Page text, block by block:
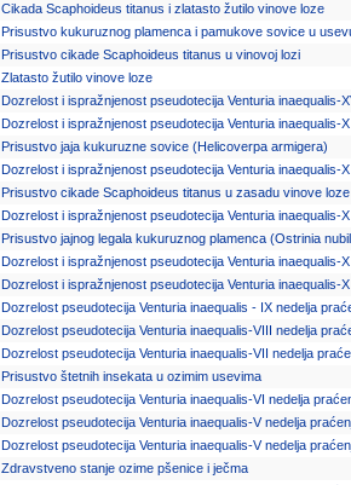
Cikada Scaphoideus titanus i zlatasto žutilo vinove loze
Prisustvo kukuruznog plamenca i pamukove sovice u
Prisustvo cikade Scaphoideus titanus u vinovoj lozi
Zlatasto žutilo vinove loze
Dozrelost i ispražnjenost pseudotecija Venturia inaequalis-
Dozrelost i ispražnjenost pseudotecija Venturia inaequalis-
Prisustvo jaja kukuruzne sovice (Helicoverpa armigera)
Dozrelost i ispražnjenost pseudotecija Venturia inaequalis-
Prisustvo cikade Scaphoideus titanus u zasadu vinove loze
Dozrelost i ispražnjenost pseudotecija Venturia inaequalis-
Prisustvo jajnog legala kukuruznog plamenca (Ostrinia
Dozrelost i ispražnjenost pseudotecija Venturia inaequalis-
Dozrelost i ispražnjenost pseudotecija Venturia inaequalis-
Dozrelost pseudotecija Venturia inaequalis - IX nedelja
Dozrelost pseudotecija Venturia inaequalis-VIII nedelja
Dozrelost pseudotecija Venturia inaequalis-VII nedelja
Prisustvo štetnih insekata u ozimim usevima
Dozrelost pseudotecija Venturia inaequalis-VI nedelja
Dozrelost pseudotecija Venturia inaequalis-V nedelja
Dozrelost pseudotecija Venturia inaequalis-V nedelja
Zdravstveno stanje ozime pšenice i ječma